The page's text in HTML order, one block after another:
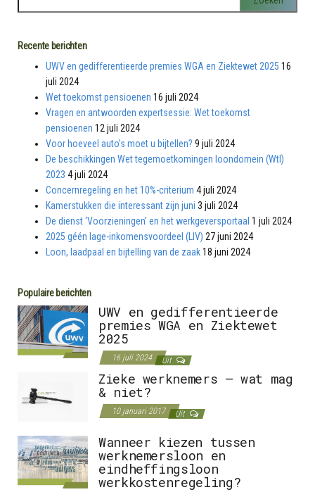
Recente berichten
UWV en gedifferentieerde premies WGA en Ziektewet 2025 16
juli 2024
Wet toekomst pensioenen 16 juli 2024
Vragen en antwoorden expertsessie: Wet toekomst
pensioenen 12 juli 2024
Voor hoeveel auto’s moet u bijtellen? 9 juli 2024
De beschikkingen Wet tegemoetkomingen loondomein (Wtl)
2023 4 juli 2024
Concernregeling en het 10%-criterium 4 juli 2024
Kamerstukken die interessant zijn juni 3 juli 2024
De dienst ‘Voorzieningen’ en het werkgeversportaal 1 juli 2024
2025 géén lage-inkomensvoordeel (LIV) 27 juni 2024
Loon, laadpaal en bijtelling van de zaak18 juni 2024
Populaire berichten
UWV en gedifferentieerde
premies WGA en Ziektewet
2025
16 juli 2024 Uit
Zieke werknemers – wat mag
& niet?
10 januari 2017 Uit
Wanneer kiezen tussen
werknemersloon en
eindheffingsloon
werkkostenregeling?